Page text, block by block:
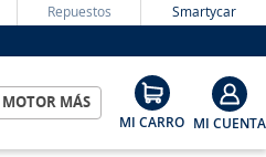
Repuestos Smartycar
MOTOR MÁS